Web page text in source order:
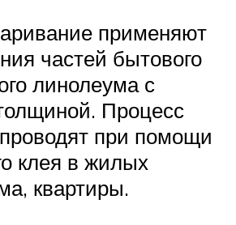
применяют
частей бытового
линолеума с
Процесс
при помощи
клея в жилых
квартиры.